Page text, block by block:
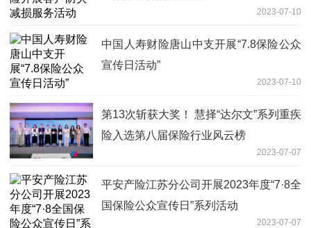
2023-07-10
中国人寿财险唐山中支开展“7.8保险公众
宣传日活动”
2023-07-10
第13次斩获大奖！ 慧择“达尔文”系列重疾
险入选第八届保险行业风云榜
2023-07-07
平安产险江苏分公司开展2023年度“7·8全
国保险公众宣传日”系列活动
2023-07-07